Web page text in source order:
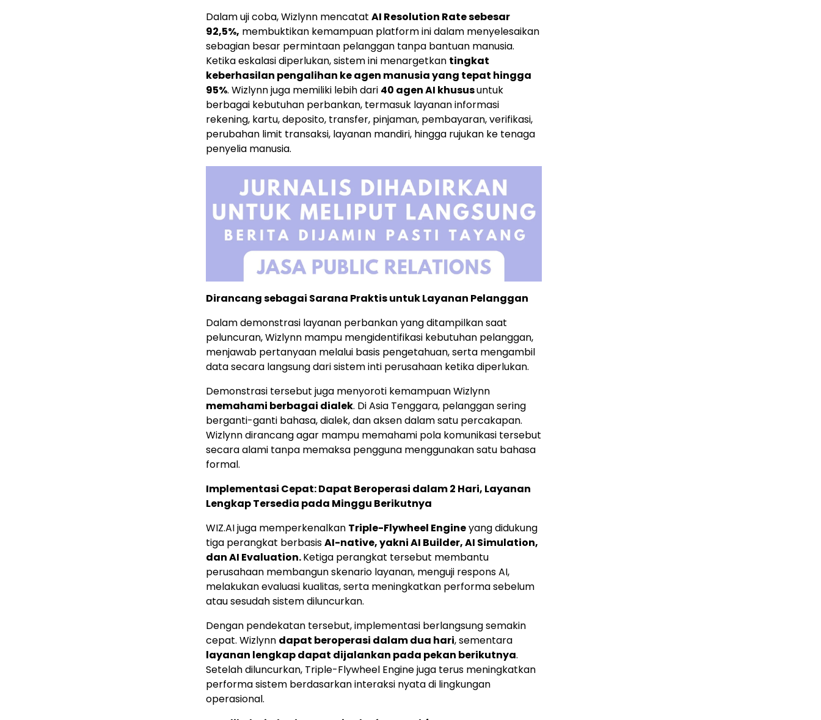
Dalam uji coba, Wizlynn mencatat AI Resolution Rate sebesar
92,5%, membuktikan kemampuan platform ini dalam menyelesaikan
sebagian besar permintaan pelanggan tanpa bantuan manusia.
Ketika eskalasi diperlukan, sistem ini menargetkan tingkat
keberhasilan pengalihan ke agen manusia yang tepat hingga
95%. Wizlynn juga memiliki lebih dari 40 agen AI khususuntuk
berbagai kebutuhan perbankan, termasuk layanan informasi
rekening, kartu, deposito, transfer, pinjaman, pembayaran, verifikasi,
perubahan limit transaksi, layanan mandiri, hingga rujukan ke tenaga
penyelia manusia.
Dirancang sebagai Sarana Praktis untuk Layanan Pelanggan
Dalam demonstrasi layanan perbankan yang ditampilkan saat
peluncuran, Wizlynn mampu mengidentifikasi kebutuhan pelanggan,
menjawab pertanyaan melalui basis pengetahuan, serta mengambil
data secara langsung dari sistem inti perusahaan ketika diperlukan.
Demonstrasi tersebut juga menyoroti kemampuan Wizlynn
memahami berbagai dialek. Di Asia Tenggara, pelanggan sering
berganti-ganti bahasa, dialek, dan aksen dalam satu percakapan.
Wizlynn dirancang agar mampu memahami pola komunikasi tersebut
secara alami tanpa memaksa pengguna menggunakan satu bahasa
formal.
Implementasi Cepat: Dapat Beroperasi dalam 2 Hari, Layanan
Lengkap Tersedia pada Minggu Berikutnya
WIZ.AI juga memperkenalkan Triple-Flywheel Engineyang didukung
tiga perangkat berbasisAI-native, yakni AI Builder, AI Simulation,
dan AI Evaluation.Ketiga perangkat tersebut membantu
perusahaan membangun skenario layanan, menguji respons AI,
melakukan evaluasi kualitas, serta meningkatkan performa sebelum
atau sesudah sistem diluncurkan.
Dengan pendekatan tersebut, implementasi berlangsung semakin
cepat. Wizlynn dapat beroperasi dalam dua hari, sementara
layanan lengkap dapat dijalankan pada pekan berikutnya.
Setelah diluncurkan, Triple-Flywheel Engine juga terus meningkatkan
performa sistem berdasarkan interaksi nyata di lingkungan
operasional.